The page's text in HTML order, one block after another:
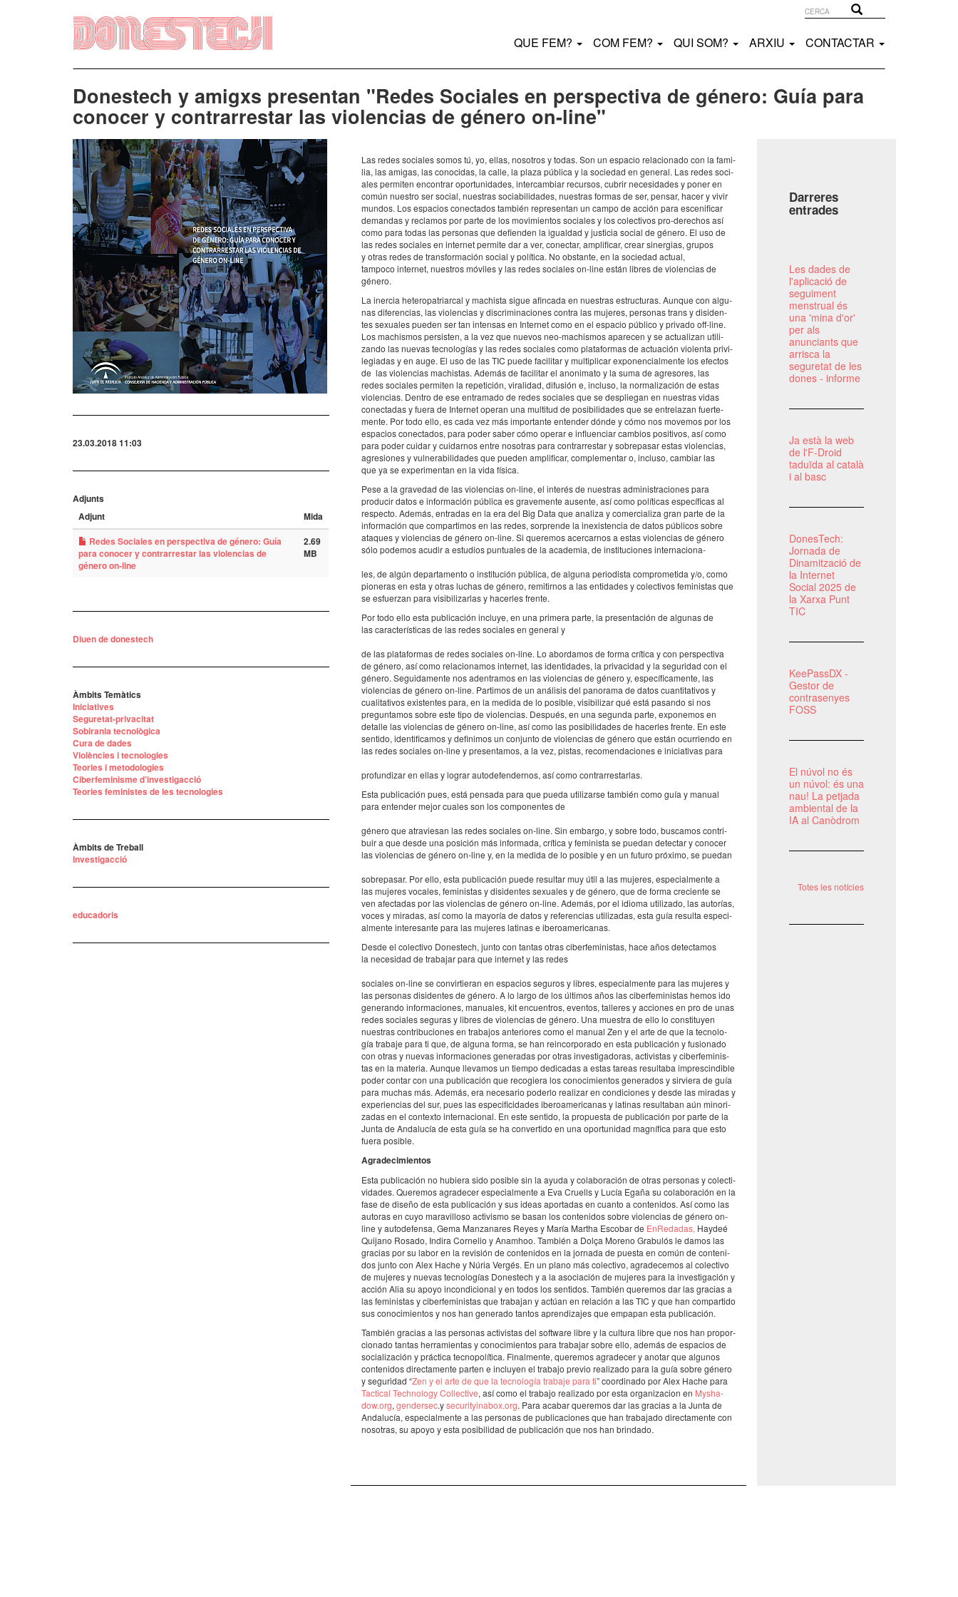
Main
QUE FEM? COM FEM? QUI SOM? ARXIU CONTACTAR
Donestech y amigxs presentan "Redes Sociales en perspectiva de género: Guía para
conocer y contrarrestar las violencias de género on-line"
Imatge
23.03.2018 11:03
Adjunts
Adjunt
Mida
Redes Sociales en perspectiva de género: Guía
para conocer y contrarrestar las violencias de
género on-line
2.69
MB
Diuen de donestech
Àmbits Temàtics
Iniciatives
Seguretat-privacitat
Sobirania tecnològica
Cura de dades
Violències i tecnologies
Teories i metodologies
Ciberfeminisme d’investigacció
Teories feministes de les tecnologies
Àmbits de Treball
Investigacció
educadoris
Las redes soci­a­les somos tú, yo, ellas, noso­tros y todas. Son un espa­cio rela­ci­o­nado con la fami­
lia, las amigas, las cono­ci­das, la calle, la plaza pública y la soci­e­dad en gene­ral. Las redes soci­
a­les permi­ten encon­trar opor­tu­ni­da­des, inter­cam­biar recur­sos, cubrir nece­si­da­des y poner en
común nues­tro ser social, nues­tras soci­a­bi­li­da­des, nues­tras formas de ser, pensar, hacer y vivir
mundos. Los espa­cios conec­ta­dos también repre­sen­tan un campo de acción para esce­ni­fi­car
deman­das y recla­mos por parte de los movi­mi­en­tos soci­a­les y los colec­ti­vos pro-dere­chos así
como para todas las perso­nas que defi­en­den la igual­dad y justi­cia social de género. El uso de
las redes soci­a­les en inter­net permite dar a ver, conec­tar, ampli­fi­car, crear siner­gias, grupos
y otras redes de trans­for­ma­ción social y polí­tica. No obstante, en la soci­e­dad actual,
tampoco inter­net, nues­tros móvi­les y las redes soci­a­les on-line están libres de violen­cias de
género.
La iner­cia hete­ro­pa­tri­ar­cal y machista sigue afin­cada en nues­tras estruc­tu­ras. Aunque con algu­
nas dife­ren­cias, las violen­cias y discri­mi­na­ci­o­nes contra las muje­res, perso­nas trans y disi­den­
tes sexu­a­les pueden ser tan inten­sas en Inter­net como en el espa­cio público y privado off-line.
Los machis­mos persis­ten, a la vez que nuevos neo-machis­mos apare­cen y se actu­a­li­zan utili­
zando las nuevas tecno­lo­gías y las redes soci­a­les como plata­for­mas de actu­a­ción violenta privi­
le­gi­a­das y en auge. El uso de las TIC puede faci­li­tar y multi­pli­car expo­nen­ci­al­mente los efec­tos
de las violen­cias machis­tas. Además de faci­li­tar el anoni­mato y la suma de agre­so­res, las
redes soci­a­les permi­ten la repe­ti­ción, vira­li­dad, difu­sión e, incluso, la norma­li­za­ción de estas
violen­cias. Dentro de ese entra­mado de redes soci­a­les que se despli­e­gan en nues­tras vidas
conec­ta­das y fuera de Inter­net operan una multi­tud de posi­bi­li­da­des que se entre­la­zan fuer­te­
mente. Por todo ello, es cada vez más impor­tante enten­der dónde y cómo nos move­mos por los
espa­cios conec­ta­dos, para poder saber cómo operar e influ­en­ciar cambios posi­ti­vos, así como
para poder cuidar y cuidar­nos entre noso­tras para contrar­res­tar y sobre­pa­sar estas violen­cias,
agre­si­o­nes y vulne­ra­bi­li­da­des que pueden ampli­fi­car, comple­men­tar o, incluso, cambiar las
que ya se expe­ri­men­tan en la vida física.
Pese a la grave­dad de las violen­cias on-line, el interés de nues­tras admi­nis­tra­ci­o­nes para
produ­cir datos e infor­ma­ción pública es grave­mente ausente, así como polí­ti­cas espe­cí­fi­cas al
respecto. Además, entra­das en la era del Big Data que analiza y comer­ci­a­liza gran parte de la
infor­ma­ción que compar­ti­mos en las redes, sorprende la inexis­ten­cia de datos públi­cos sobre
ataques y violen­cias de género on-line. Si quere­mos acer­car­nos a estas violen­cias de género
sólo pode­mos acudir a estu­dios puntu­a­les de la acade­mia, de insti­tu­ci­o­nes inter­na­ci­ona-
les, de algún depar­ta­mento o insti­tu­ción pública, de alguna peri­o­dista compro­me­tida y/o, como
pione­ras en esta y otras luchas de género, remi­tir­nos a las enti­da­des y colec­ti­vos femi­nis­tas que
se esfu­er­zan para visi­bi­li­zar­las y hacer­les frente.
Por todo ello esta publi­ca­ción incluye, en una primera parte, la presen­ta­ción de algu­nas de
las carac­te­rís­ti­cas de las redes soci­a­les en gene­ral y
de las plata­for­mas de redes soci­a­les on-line. Lo abor­da­mos de forma crítica y con pers­pec­tiva
de género, así como rela­ci­o­na­mos inter­net, las iden­ti­da­des, la priva­ci­dad y la segu­ri­dad con el
género. Segui­da­mente nos aden­tra­mos en las violen­cias de género y, espe­cí­fi­ca­mente, las
violen­cias de género on-line. Parti­mos de un análi­sis del pano­rama de datos cuan­ti­ta­ti­vos y
cuali­ta­ti­vos exis­ten­tes para, en la medida de lo posi­ble, visi­bi­li­zar qué está pasando si nos
pregun­ta­mos sobre este tipo de violen­cias. Después, en una segunda parte, expo­ne­mos en
deta­lle las violen­cias de género on-line, así como las posi­bi­li­da­des de hacer­les frente. En este
sentido, iden­ti­fi­ca­mos y defi­ni­mos un conjunto de violen­cias de género que están ocur­ri­endo en
las redes soci­a­les on-line y presen­ta­mos, a la vez, pistas, reco­men­da­ci­o­nes e inici­a­ti­vas para
profun­di­zar en ellas y lograr auto­de­fen­der­nos, así como contrar­res­tar­las.
Esta publi­ca­ción pues, está pensada para que pueda utili­zarse también como guía y manual
para enten­der mejor cuales son los compo­nen­tes de
género que atra­vi­e­san las redes soci­a­les on-line. Sin embargo, y sobre todo, busca­mos contri­
buir a que desde una posi­ción más infor­mada, crítica y femi­nista se puedan detec­tar y cono­cer
las violen­cias de género on-line y, en la medida de lo posi­ble y en un futuro próximo, se puedan
sobre­pa­sar. Por ello, esta publi­ca­ción puede resul­tar muy útil a las muje­res, espe­ci­al­mente a
las muje­res voca­les, femi­nis­tas y disi­den­tes sexu­a­les y de género, que de forma creci­ente se
ven afec­ta­das por las violen­cias de género on-line. Además, por el idioma utili­zado, las auto­rías,
voces y mira­das, así como la mayo­ría de datos y refe­ren­cias utili­za­das, esta guía resulta espe­ci­
al­mente inter­e­sante para las muje­res lati­nas e ibero­a­me­ri­ca­nas.
Desde el colec­tivo Dones­tech, junto con tantas otras ciber­fe­mi­nis­tas, hace años detec­ta­mos
la nece­si­dad de traba­jar para que inter­net y las redes
soci­a­les on-line se convir­ti­e­ran en espa­cios segu­ros y libres, espe­ci­al­mente para las muje­res y
las perso­nas disi­den­tes de género. A lo largo de los últi­mos años las ciber­fe­mi­nis­tas hemos ido
gene­rando infor­ma­ci­o­nes, manu­a­les, kit encu­en­tros, even­tos, talle­res y acci­o­nes en pro de unas
redes soci­a­les segu­ras y libres de violen­cias de género. Una mues­tra de ello lo cons­ti­tuyen
nues­tras contri­bu­ci­o­nes en traba­jos ante­ri­o­res como el manual Zen y el arte de que la tecno­lo­
gía trabaje para ti que, de alguna forma, se han rein­cor­po­rado en esta publi­ca­ción y fusi­o­nado
con otras y nuevas infor­ma­ci­o­nes gene­ra­das por otras inves­ti­ga­do­ras, acti­vis­tas y ciber­fe­mi­nis­
tas en la mate­ria. Aunque lleva­mos un tiempo dedi­ca­das a estas tareas resul­taba impres­cin­di­ble
poder contar con una publi­ca­ción que reco­gi­era los cono­ci­mi­en­tos gene­ra­dos y sirvi­era de guía
para muchas más. Además, era nece­sa­rio poderlo reali­zar en condi­ci­o­nes y desde las mira­das y
expe­ri­en­cias del sur, pues las espe­ci­fi­ci­da­des ibero­a­me­ri­ca­nas y lati­nas resul­ta­ban aún mino­ri­
za­das en el contexto inter­na­ci­o­nal. En este sentido, la propu­esta de publi­ca­ción por parte de la
Junta de Anda­lu­cía de esta guía se ha conver­tido en una opor­tu­ni­dad magní­fica para que esto
fuera posi­ble.
Agra­de­ci­mi­en­tos
Esta publi­ca­ción no hubi­era sido posi­ble sin la ayuda y cola­bo­ra­ción de otras perso­nas y colec­ti­
vi­da­des. Quere­mos agra­de­cer espe­ci­al­mente a Eva Cruells y Lucía Egaña su cola­bo­ra­ción en la
fase de diseño de esta publi­ca­ción y sus ideas apor­ta­das en cuanto a conte­ni­dos. Así como las
auto­ras en cuyo mara­vi­lloso acti­vismo se basan los conte­ni­dos sobre violen­cias de género on-
line y auto­de­fensa, Gema Manza­na­res Reyes y María Martha Esco­bar de EnRe­da­das, Haydeé
Quijano Rosado, Indira Corne­lio y Anam­hoo. También a Dolça Moreno Grabu­lós le damos las
gracias por su labor en la revi­sión de conte­ni­dos en la jornada de puesta en común de conte­ni­
dos junto con Alex Hache y Núria Vergés. En un plano más colec­tivo, agra­de­ce­mos al colec­tivo
de muje­res y nuevas tecno­lo­gías Dones­tech y a la asoci­a­ción de muje­res para la inves­ti­ga­ción y
acción Alia su apoyo incon­di­ci­o­nal y en todos los senti­dos. También quere­mos dar las gracias a
las femi­nis­tas y ciber­fe­mi­nis­tas que traba­jan y actúan en rela­ción a las TIC y que han compar­tido
sus cono­ci­mi­en­tos y nos han gene­rado tantos apren­di­za­jes que empa­pan esta publi­ca­ción.
También gracias a las perso­nas acti­vis­tas del soft­ware libre y la cultura libre que nos han propor­
ci­o­nado tantas herra­mi­en­tas y cono­ci­mi­en­tos para traba­jar sobre ello, además de espa­cios de
soci­a­li­za­ción y prác­tica tecno­po­lí­tica. Final­mente, quere­mos agra­de­cer y anotar que algu­nos
conte­ni­dos direc­ta­mente parten e incluyen el trabajo previo reali­zado para la guía sobre género
y segu­ri­dad “Zen y el arte de que la tecno­lo­gía trabaje para ti” coor­di­nado por Alex Hache para
Tacti­cal Tech­no­logy Collec­tive, así como el trabajo reali­zado por esta orga­ni­za­cion en Mysha­
dow.org, gender­sec.ysecu­rityi­na­box.org. Para acabar quere­mos dar las gracias a la Junta de
Anda­lu­cía, espe­ci­al­mente a las perso­nas de publi­ca­ci­o­nes que han traba­jado direc­ta­mente con
noso­tras, su apoyo y esta posi­bi­li­dad de publi­ca­ción que nos han brin­dado.
Darreres
entrades
Les dades de
l'aplicació de
seguiment
menstrual és
una 'mina d'or'
per als
anunciants que
arrisca la
seguretat de les
dones - informe
Ja està la web
de l'F-Droid
taduïda al català
i al basc
DonesTech:
Jornada de
Dinamització de
la Internet
Social 2025 de
la Xarxa Punt
TIC
KeePassDX -
Gestor de
contrasenyes
FOSS
El núvol no és
un núvol: és una
nau! La petjada
ambiental de la
IA al Canòdrom
Totes les notícies